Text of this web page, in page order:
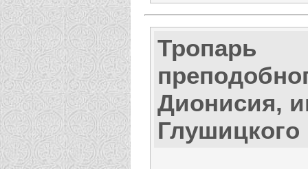
Тропарь
Дионисия,
Глушицкого